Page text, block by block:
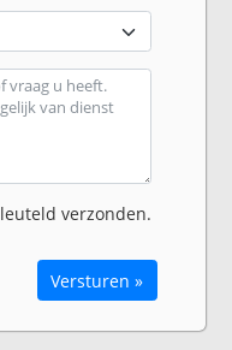
verzonden.
Versturen »